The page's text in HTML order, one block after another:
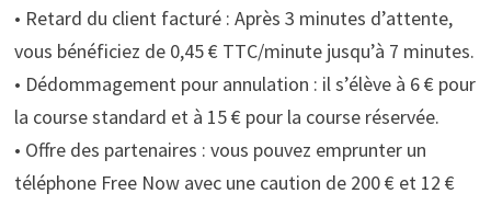
• Retard du client facturé : Après 3 minutes d’attente,
vous bénéficiez de 0,45 € TTC/minute jusqu’à 7 minutes.
• Dédommagement pour annulation : il s’élève à 6 € pour
la course standard et à 15 € pour la course réservée.
• Offre des partenaires : vous pouvez emprunter un
téléphone Free Now avec une caution de 200 € et 12 €